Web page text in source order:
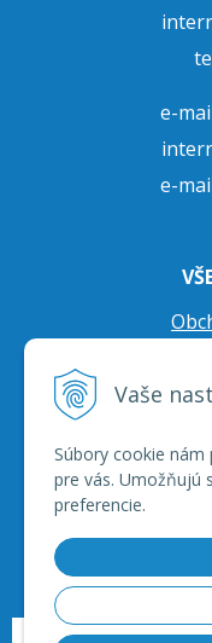
Vaše
Súbory cookie nám
pre vás. Umožňujú
preferencie.
e-
e-